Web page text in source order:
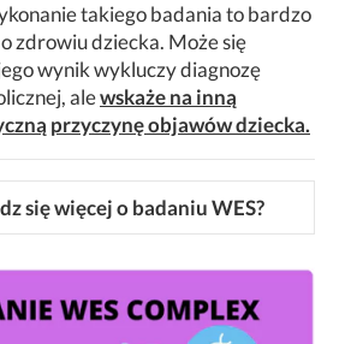
takiego badania to bardzo
zdrowiu dziecka. Może się
wynik wykluczy diagnozę
alewskaże na inną
przyczynę objawów dziecka.
się więcej o badaniu WES?